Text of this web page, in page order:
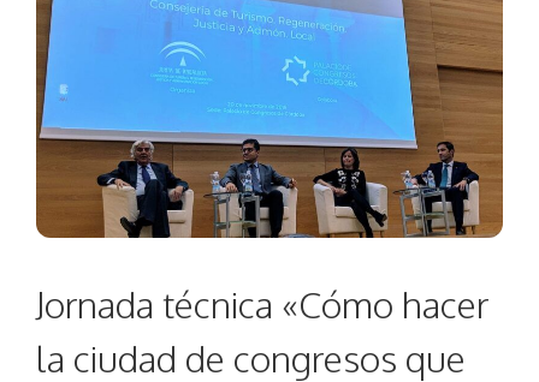
Jornada técnica «Cómo hacer
la ciudad de congresos que